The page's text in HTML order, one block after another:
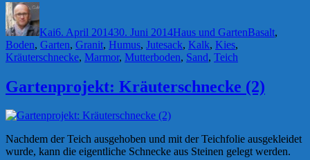
(3)“
Autor
Kai6. April 201430. Juni 2014Haus und GartenBasalt,
Boden, Garten, Granit, Humus, Jutesack, Kalk, Kies,
Kräuterschnecke, Marmor, Mutterboden, Sand, Teich
Gartenprojekt: Kräuterschnecke (2)
Nachdem der Teich ausgehoben und mit der Teichfolie ausgekleidet
wurde, kann die eigentliche Schnecke aus Steinen gelegt werden.